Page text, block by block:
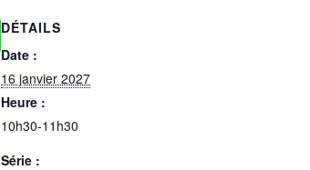
DÉTAILS
Date :
16 janvier 2027
Heure :
10h30-11h30
Série :